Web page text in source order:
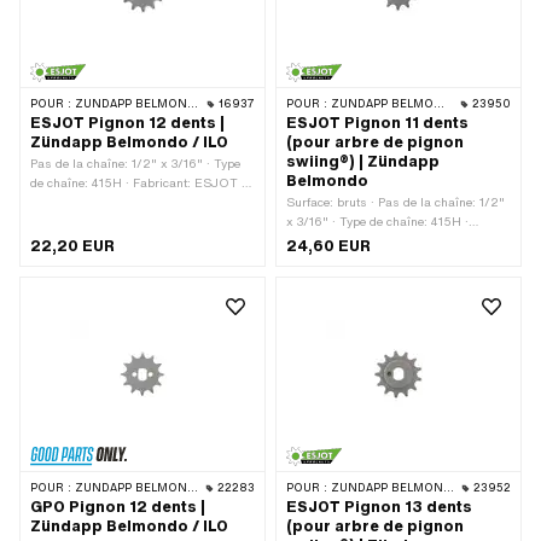
POUR : ZÜNDAPP BELMONDO · ILO / JLO 16937
ESJOT Pignon 12 dents |
Zündapp Belmondo / ILO
Pas de la chaîne: 1/2" x 3/16" · Type
de chaîne: 415H · Fabricant: ESJOT ·
dents: 12 pcs
22,20 EUR
POUR : ZÜNDAPP BELMONDO · ZÜNDAPP 23950
ESJOT Pignon 11 dents
(pour arbre de pignon
swiing®) | Zündapp
Belmondo
Surface: bruts · Pas de la chaîne: 1/2"
x 3/16" · Type de chaîne: 415H ·
Fabricant: ESJOT · Matériau: Acier ·
Nombre de dents: 11 pcs · Type de
24,60 EUR
POUR : ZÜNDAPP BELMONDO · ILO / JLO · ZÜNDAPP 22283
GPO Pignon 12 dents |
Zündapp Belmondo / ILO
POUR : ZÜNDAPP BELMONDO · ZÜNDAPP 23952
ESJOT Pignon 13 dents
(pour arbre de pignon